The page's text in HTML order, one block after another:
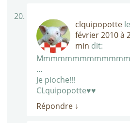
clquipopotte le
février 2010 à
min dit:
…
Je pioche!!!
CLquipopotte♥♥
Répondre ↓